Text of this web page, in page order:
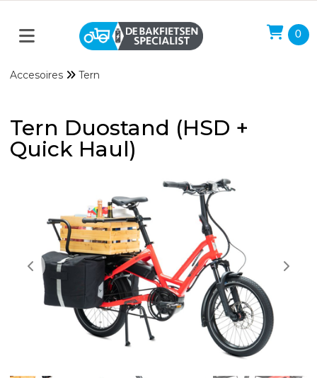
0
Accesoires Tern
Tern Duostand (HSD +
Quick Haul)